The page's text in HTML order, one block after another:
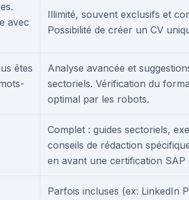
avec
Illimité, souvent exclusifs et
Possibilité de créer un CV
êtes
Analyse avancée et
sectoriels. Vérification du
optimal par les robots.
Complet : guides sectoriels,
conseils de rédaction
en avant une certification SAP
Parfois incluses (ex: LinkedIn